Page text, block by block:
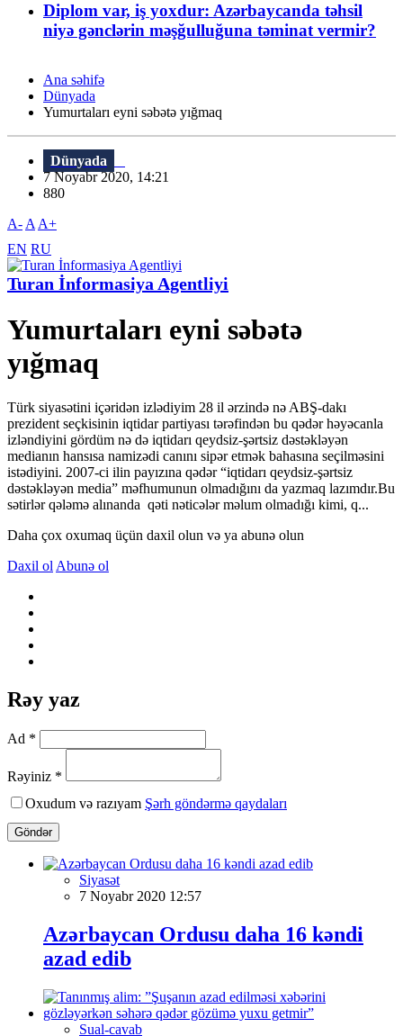
Diplom var, iş yoxdur: Azərbaycanda təhsil
niyə gənclərin məşğulluğuna təminat vermir?
Ana səhifə
Dünyada
Yumurtaları eyni səbətə yığmaq
Dünyada
7 Noyabr 2020, 14:21
880
A- A A+
EN RU
Turan İnformasiya Agentliyi
Yumurtaları eyni səbətə
yığmaq
Türk siyasətini içəridən izlədiyim 28 il ərzində nə ABŞ-dakı
prezident seçkisinin iqtidar partiyası tərəfindən bu qədər həyəcanla
izləndiyini gördüm nə də iqtidarı qeydsiz-şərtsiz dəstəkləyən
medianın hansısa namizədi canını sipər etmək bahasına seçilməsini
istədiyini. 2007-ci ilin payızına qədər “iqtidarı qeydsiz-şərtsiz
dəstəkləyən media” məfhumunun olmadığını da yazmaq lazımdır.Bu
sətirlər qələmə alınanda qəti nəticələr məlum olmadığı kimi, q...
Daha çox oxumaq üçün daxil olun və ya abunə olun
Daxil ol Abunə ol
Rəy yaz
Ad *
Rəyiniz *
Oxudum və razıyam Şərh göndərmə qaydaları
Göndər
Siyasət
7 Noyabr 2020 12:57
Azərbaycan Ordusu daha 16 kəndi
azad edib
Sual-cavab